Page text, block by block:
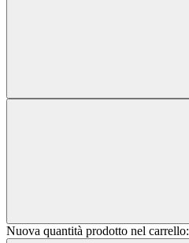
Nuova quantità prodotto nel carrello: